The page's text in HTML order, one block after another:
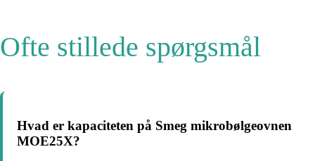
Ofte stillede spørgsmål
Hvad er kapaciteten på Smeg mikrobølgeovnen
MOE25X?